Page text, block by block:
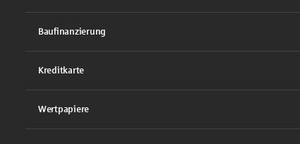
Baufinanzierung
Kreditkarte
Wertpapiere